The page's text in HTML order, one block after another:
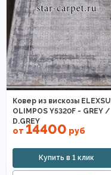
Ковер из вискозы
OLIMPOS Y5320F - GREY /
D.GREY
от 14400 руб